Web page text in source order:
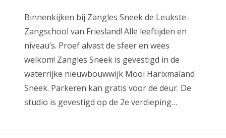
Binnenkijken bij Zangles Sneek de Leukste
Zangschool van Friesland! Alle leeftijden en
niveau’s. Proef alvast de sfeer en wees
welkom! Zangles Sneek is gevestigd in de
waterrijke nieuwbouwwijk Mooi Harixmaland
Sneek. Parkeren kan gratis voor de deur. De
studio is gevestigd op de 2e verdieping…